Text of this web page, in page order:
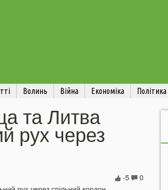
Волинь Війна Економіка Політика
та Литва
рух через
0
-5